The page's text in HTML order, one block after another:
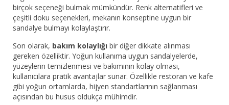
birçok seçeneği bulmak mümkündür. Renk alternatifleri ve
çeşitli doku seçenekleri, mekanın konseptine uygun bir
sandalye bulmayı kolaylaştırır.
Son olarak, bakım kolaylığı bir diğer dikkate alınması
gereken özelliktir. Yoğun kullanıma uygun sandalyelerde,
yüzeylerin temizlenmesi ve bakımının kolay olması,
kullanıcılara pratik avantajlar sunar. Özellikle restoran ve kafe
gibi yoğun ortamlarda, hijyen standartlarının sağlanması
açısından bu husus oldukça mühimdir.